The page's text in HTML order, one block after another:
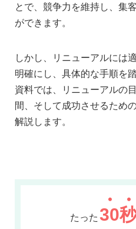
とで、競争力を維持し、集
ができます。
しかし、リニューアルには
明確にし、具体的な手順を
資料では、リニューアルの
間、そして成功させるため
解説します。
たった 30